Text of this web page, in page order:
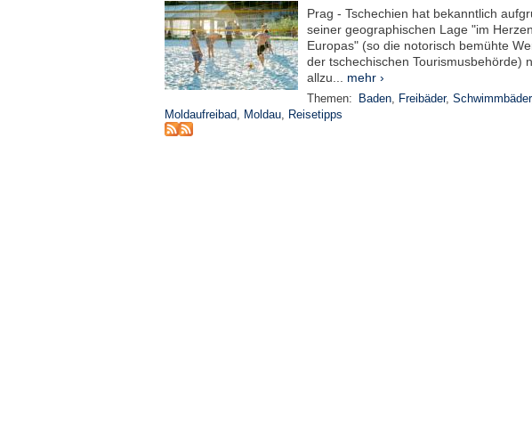
Prag - Tschechien hat bekanntlich
seiner geographischen Lage "im Herzen
Europas" (so die notorisch bemühte
der tschechischen Tourismusbehörde)
allzu... mehr ›
Themen: Baden, Freibäder, Schwimmbäder
Moldaufreibad, Moldau, Reisetipps